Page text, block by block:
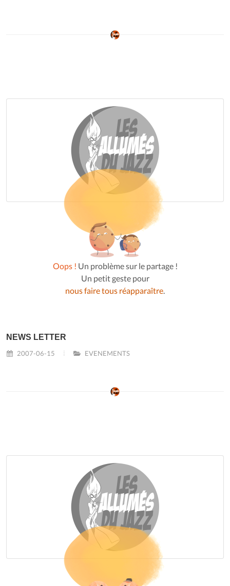
Oops ! Un problème sur le partage !
Un petit geste pour
nous faire tous réapparaître
NEWS LETTER
2007-06-15 EVENEMENTS